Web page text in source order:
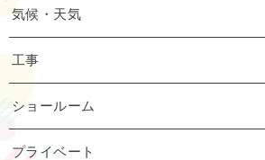
気候・天気
工事
ショールーム
プライベート